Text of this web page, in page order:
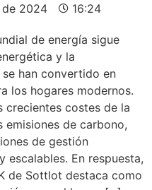
de 2024 16:24
de energía sigue
y la
han convertido en
los hogares modernos.
crecientes costes de la
de carbono,
de gestión
escalables. En respuesta,
de Sottlot destaca como